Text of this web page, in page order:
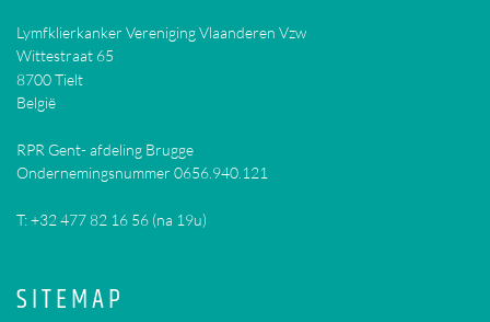
Lymfklierkanker Vereniging Vlaanderen Vzw
Wittestraat 65
8700Tielt
België
RPR Gent- afdeling Brugge
Ondernemingsnummer 0656.940.121
T:+32 477 82 16 56 (na 19u)
SITEMAP